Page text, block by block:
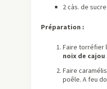
2 càs. de
Préparation :
Faire torréfier
noix de cajou
Faire
poêle. A feu